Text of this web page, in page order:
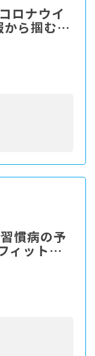
ロナウイ
ら掴む対
慣病の予
ィットネ